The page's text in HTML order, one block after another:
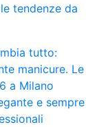
tendenze da
tutto:
manicure. Le
a Milano
e sempre